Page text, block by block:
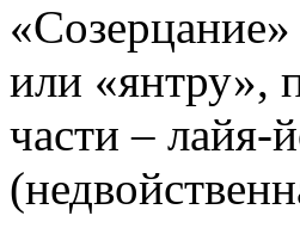
или «янтру»,
части –